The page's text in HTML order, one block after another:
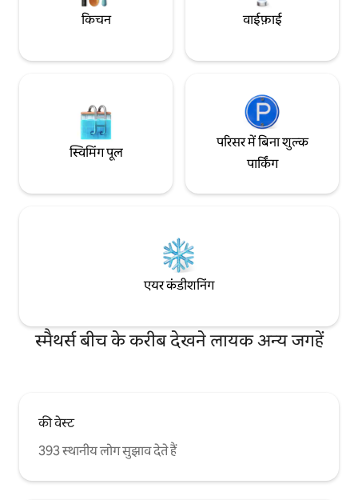
किचन वाईफ़ाई
स्विमिंग पूल
परिसर में बिना शुल्क
पार्किंग
एयर कंडीशनिंग
स्मैथर्स बीच के करीब देखने लायक अन्य जगहें
की वेस्ट
393 स्थानीय लोग सुझाव देते हैं